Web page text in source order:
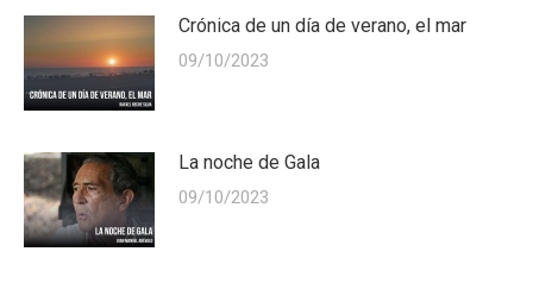
Crónica de un día de verano, el mar
09/10/2023
La noche de Gala
09/10/2023